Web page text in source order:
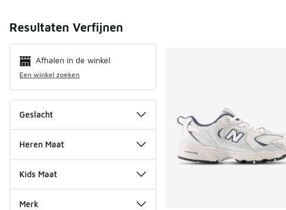
Resultaten Verfijnen
Afhalen in de winkel
Een winkel zoeken
Geslacht
Heren Maat
Kids Maat
Merk